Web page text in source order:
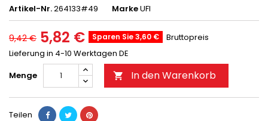
Artikel-Nr.264133#49 MarkeUFI
9,42 € 5,82 € Sparen Sie 3,60 €
Bruttopreis
Lieferung in 4-10 Werktagen DE
Menge
 In den Warenkorb
Teilen